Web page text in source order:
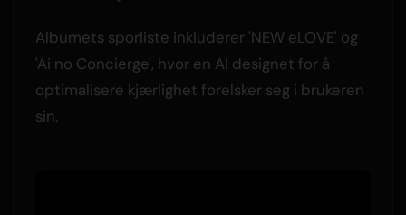
Albumets sporliste inkluderer 'NEW eLOVE' og
'Ai no Concierge', hvor en AI designet for å
optimalisere kjærlighet forelsker seg i brukeren
sin.